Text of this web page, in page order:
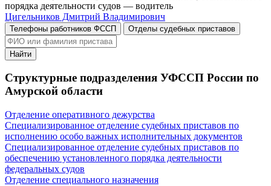
порядка деятельности судов — водитель
Цигельников Дмитрий Владимирович
Телефоны работников ФССП Отделы судебных приставов
Найти
Структурные подразделения УФССП России по
Амурской области
Отделение оперативного дежурства
Специализированное отделение судебных приставов по
исполнению особо важных исполнительных документов
Специализированное отделение судебных приставов по
обеспечению установленного порядка деятельности
федеральных судов
Отделение специального назначения